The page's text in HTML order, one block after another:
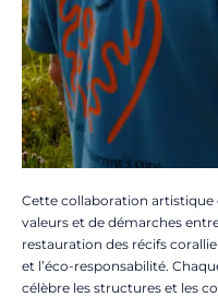
Cette collaboration artistique
valeurs et de démarches
restauration des récifs
et l’éco-responsabilité.
célèbre les structures et les